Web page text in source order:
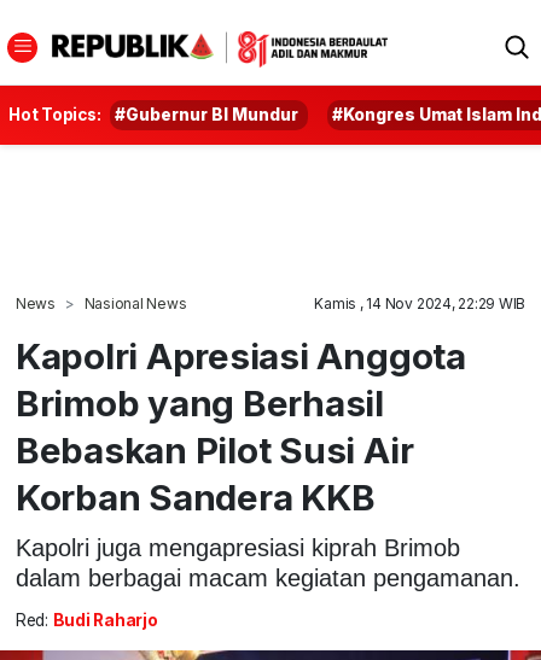
Hot Topics: #Gubernur BI Mundur #Kongres Umat Islam
News Nasional News Kamis , 14 Nov 2024, 22:29 WIB
Kapolri Apresiasi Anggota
Brimob yang Berhasil
Bebaskan Pilot Susi Air
Korban Sandera KKB
Kapolri juga mengapresiasi kiprah Brimob
dalam berbagai macam kegiatan pengamanan.
Red: Budi Raharjo